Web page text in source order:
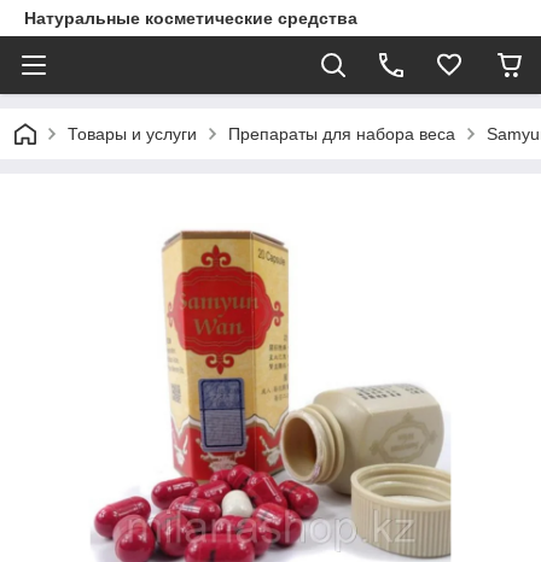
Натуральные косметические средства
Товары и услуги Препараты для набора веса